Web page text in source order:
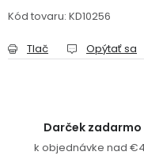
Kód tovaru: KD10256
Tlač Opýtať sa
Darček zadarmo
k objednávke nad